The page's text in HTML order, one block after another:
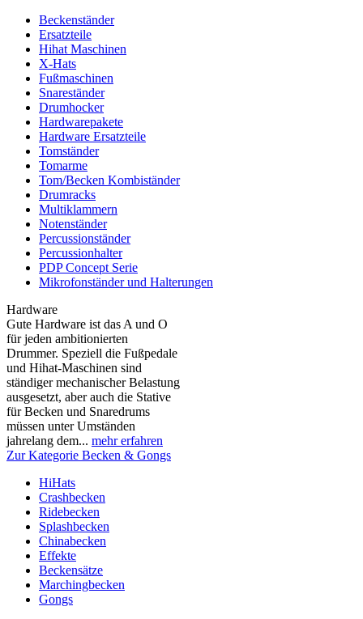
Beckenständer
Ersatzteile
Hihat Maschinen
X-Hats
Fußmaschinen
Snareständer
Drumhocker
Hardwarepakete
Hardware Ersatzteile
Tomständer
Tomarme
Tom/Becken Kombiständer
Drumracks
Multiklammern
Notenständer
Percussionständer
Percussionhalter
PDP Concept Serie
Mikrofonständer und Halterungen
Hardware
Gute Hardware ist das A und O
für jeden ambitionierten
Drummer. Speziell die Fußpedale
und Hihat-Maschinen sind
ständiger mechanischer Belastung
ausgesetzt, aber auch die Stative
für Becken und Snaredrums
müssen unter Umständen
jahrelang dem... mehr erfahren
Zur Kategorie Becken & Gongs
HiHats
Crashbecken
Ridebecken
Splashbecken
Chinabecken
Effekte
Beckensätze
Marchingbecken
Gongs